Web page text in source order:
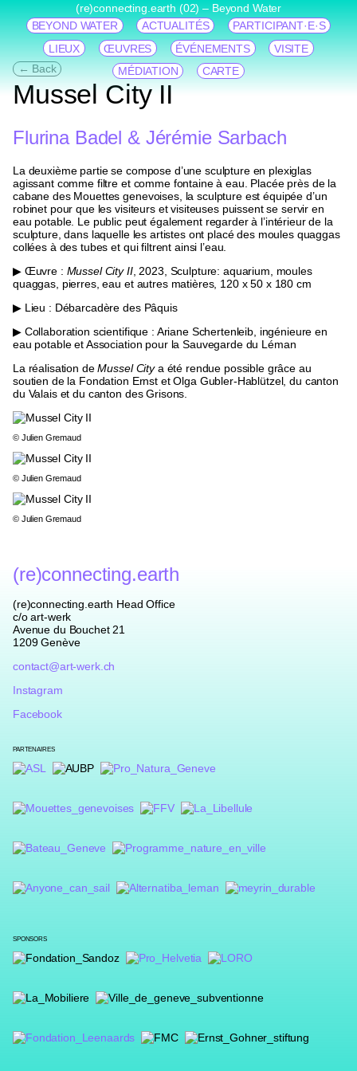
← Back
(re)connecting.earth (02) – Beyond Water
BEYOND WATER
ACTUALITÉS
PARTICIPANT·E·S
LIEUX
ŒUVRES ÉVÉNEMENTS
VISITE
MÉDIATION
CARTE
Mussel City II
Flurina Badel & Jérémie Sarbach
La deuxième partie se compose d’une sculpture en plexiglas
agissant comme filtre et comme fontaine à eau. Placée près de la
cabane des Mouettes genevoises, la sculpture est équipée d’un
robinet pour que les visiteurs et visiteuses puissent se servir en
eau potable. Le public peut également regarder à l’intérieur de la
sculpture, dans laquelle les artistes ont placé des moules quaggas
collées à des tubes et qui filtrent ainsi l’eau.
▶ Œuvre : Mussel City II, 2023, Sculpture: aquarium, moules
quaggas, pierres, eau et autres matières, 120 x 50 x 180 cm
▶ Lieu : Débarcadère des Pâquis
▶ Collaboration scientifique : Ariane Schertenleib, ingénieure en
eau potable et Association pour la Sauvegarde du Léman
La réalisation deMussel Citya été rendue possible grâce au
soutien de la Fondation Ernst et Olga Gubler-Hablützel, du canton
du Valais et du canton des Grisons.
© Julien Gremaud
© Julien Gremaud
© Julien Gremaud
(re)connecting.earth
(re)connecting.earth Head Office
c/o art-werk
Avenue du Bouchet 21
1209 Genève
contact@art-werk.ch
Instagram
Facebook
PARTENAIRES
SPONSORS